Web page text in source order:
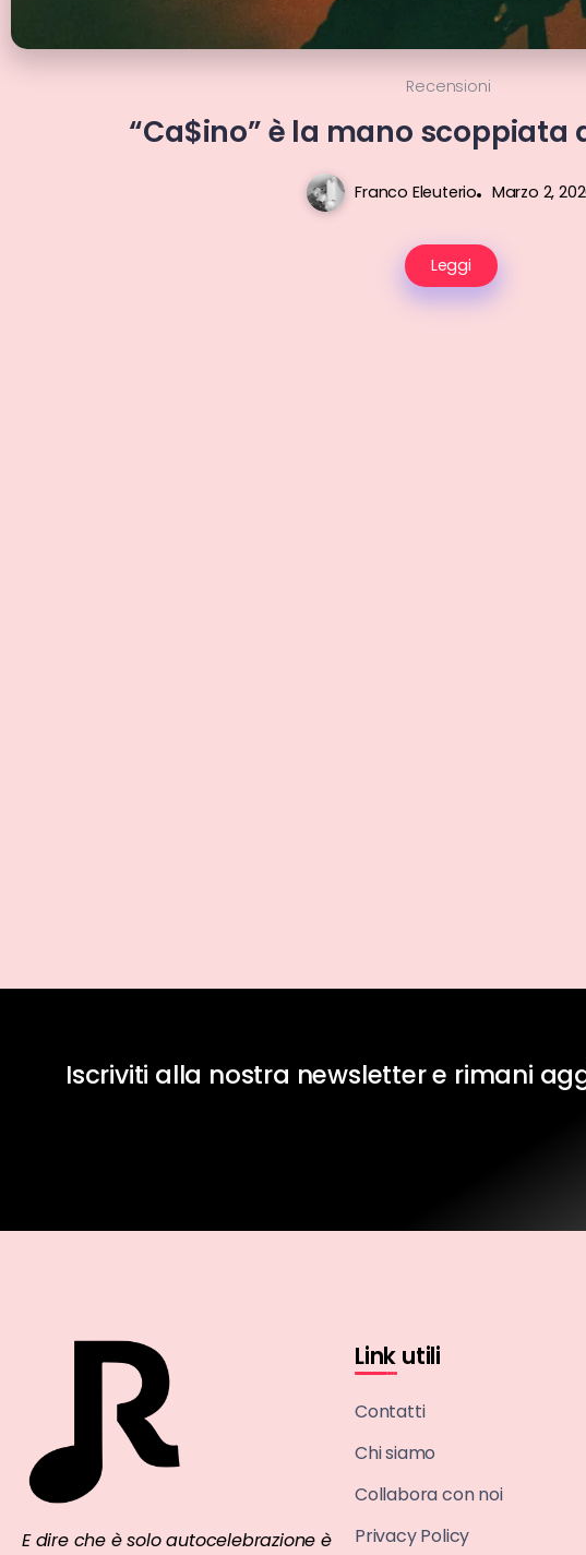
Recensioni
“Ca$ino” è la mano scoppiata
Franco Eleuterio Marzo 2,
Leggi
Iscriviti alla nostra newsletter e rimani
E dire che è solo autocelebrazione è
Link utili
Contatti
Chi siamo
Collabora con noi
Privacy Policy